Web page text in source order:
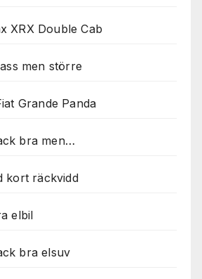
XRX Double Cab
men större
Grande Panda
bra men…
kort räckvidd
elbil
bra elsuvvälja bort. De